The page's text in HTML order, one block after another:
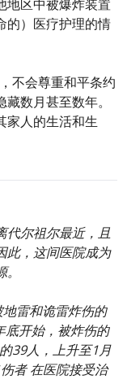
地区中被爆炸装置
的）医疗护理的情
不会尊重和平条约
数月甚至数年。
家人的生活和生
代尔祖尔最近，且
此，这间医院成为
雷和诡雷炸伤的
开始，被炸伤的
39人，上升至1月
者 在医院接受治